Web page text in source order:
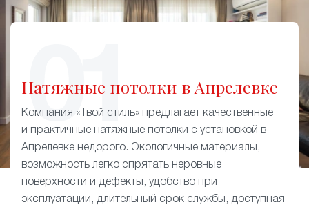
Натяжные потолки в Апрелевке
Компания «Твой стиль» предлагает качественные
и практичные натяжные потолки с установкой в
Апрелевке недорого. Экологичные материалы,
возможность легко спрятать неровные
поверхности и дефекты, удобство при
эксплуатации, длительный срок службы, доступная